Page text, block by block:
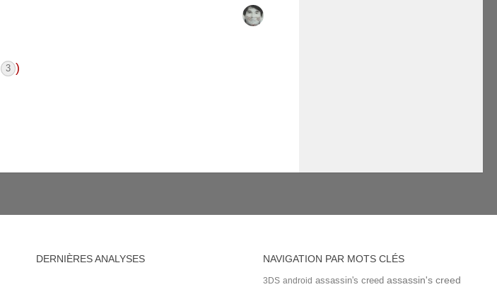
3 )
DERNIÈRES ANALYSES NAVIGATION PAR MOTS CLÉS
3DS android assassin's creed assassin's creed